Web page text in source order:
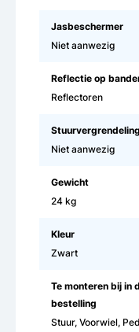
Jasbeschermer
Niet aanwezig
Reflectie op
Reflectoren
Stuurvergrendeling
Niet aanwezig
Gewicht
24 kg
Kleur
Zwart
Te monteren bij in
bestelling
Stuur, Voorwiel,